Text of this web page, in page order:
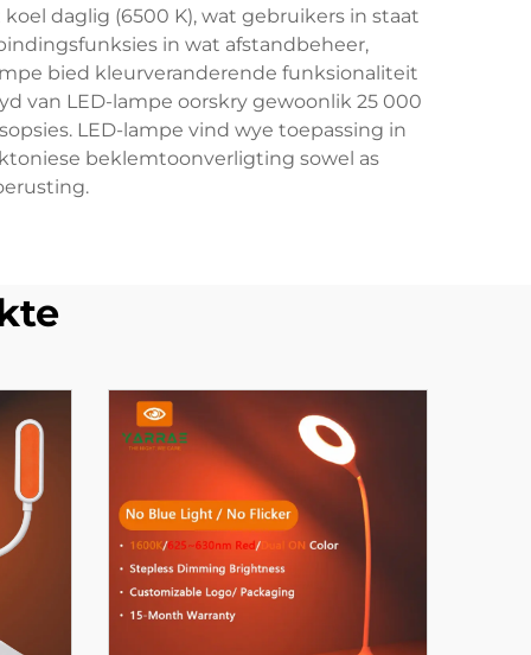
daglig (6500 K), wat gebruikers in staat
in wat afstandbeheer,
bied kleurveranderende funksionaliteit
van LED-lampe oorskry gewoonlik 25 000
LED-lampe vind wye toepassing in
beklemtoonverligting sowel as